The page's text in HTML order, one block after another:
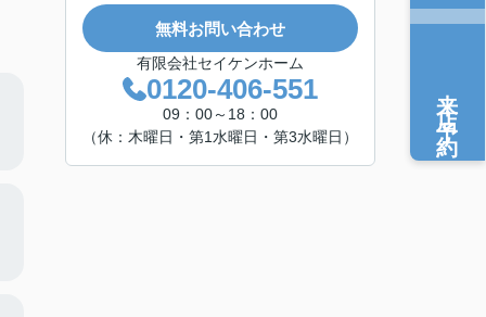
無料お問い合わせ
有限会社セイケンホーム
0120-406-551
09：00～18：00
（休：木曜日・第1水曜日・第3水曜日）
来店予約